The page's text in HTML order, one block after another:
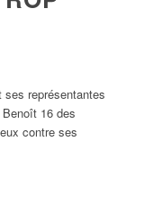
ses représentantes
16 des
contre ses